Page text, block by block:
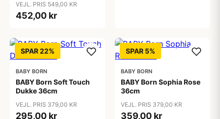
VEJL. PRIS 549,00 KR
452,00 kr
SPAR 22%
BABY BORN
BABY Born Soft Touch
Dukke 36cm
VEJL. PRIS 379,00 KR
295,00 kr
SPAR 5%
BABY BORN
BABY Born Sophia Rose
36cm
VEJL. PRIS 379,00 KR
359,00 kr